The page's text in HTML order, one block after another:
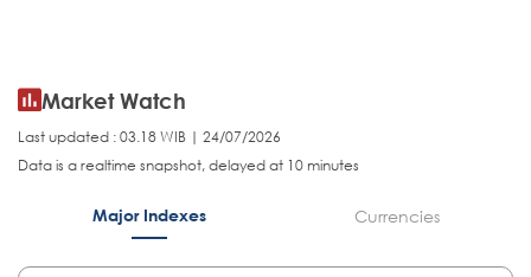
Market Watch
Last updated : 03.18 WIB | 24/07/2026
Data is a realtime snapshot, delayed at 10 minutes
Major Indexes Currencies